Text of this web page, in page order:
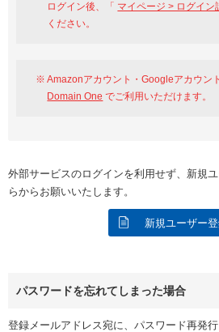
ログイン後、「 マイページ > ログイン
ください。
Amazonアカウント・Googleアカウン
Domain One でご利用いただけます。
外部サービスのログインを利用せず、新規
らからお願いいたします。
新規ユーザー
パスワードを忘れてしまった場合
登録メールアドレス宛に、パスワード再発